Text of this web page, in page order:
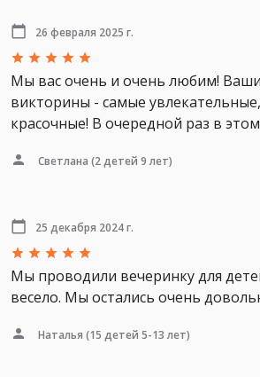
26 февраля 2025 г.
Мы вас очень и очень любим!
викторины - самые
красочные! В очередной раз в
Светлана (2 детей 9 лет)
25 декабря 2024 г.
Мы проводили вечеринку для
весело. Мы остались очень
Наталья (15 детей 5-13 лет)